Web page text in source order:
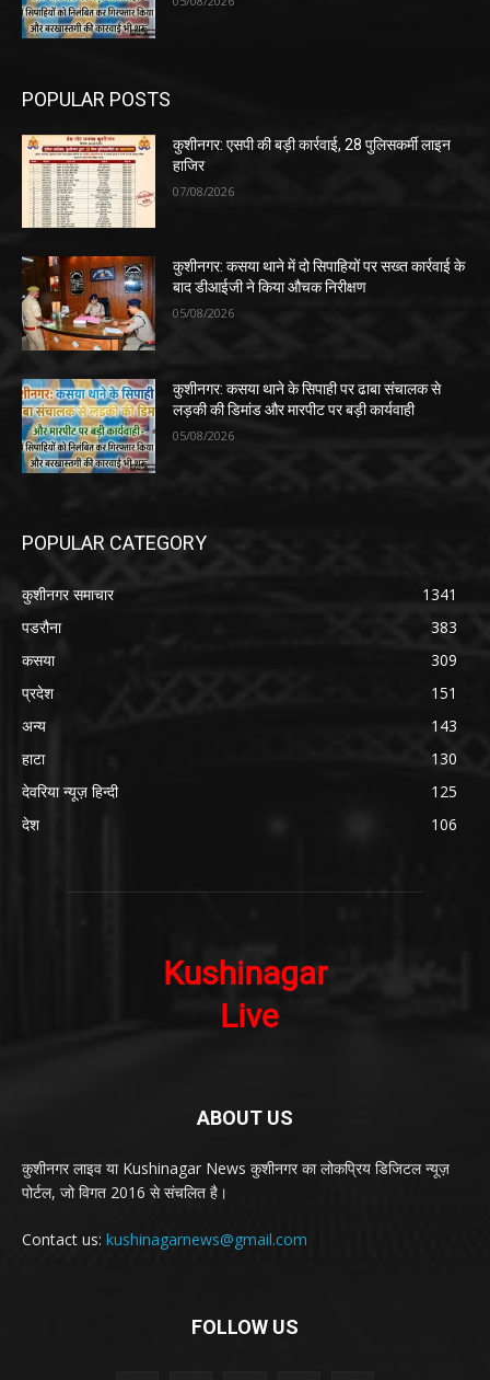
POPULAR POSTS
कुशीनगर: एसपी की बड़ी कार्रवाई, 28 पुलिसकर्मी लाइन
हाजिर
07/08/2026
कुशीनगर: कसया थाने में दो सिपाहियों पर सख्त कार्रवाई के
बाद डीआईजी ने किया औचक निरीक्षण
05/08/2026
कुशीनगर: कसया थाने के सिपाही पर ढाबा संचालक से
लड़की की डिमांड और मारपीट पर बड़ी कार्यवाही
05/08/2026
POPULAR CATEGORY
कुशीनगर समाचार
1341
पडरौना
383
कसया
309
प्रदेश
151
अन्य
143
हाटा
130
देवरिया न्यूज़ हिन्दी
125
देश
106
ABOUT US
कुशीनगर लाइव या Kushinagar News कुशीनगर का लोकप्रिय डिजिटल न्यूज़
पोर्टल, जो विगत 2016 से संचलित है।
Contact us: kushinagarnews@gmail.com
FOLLOW US